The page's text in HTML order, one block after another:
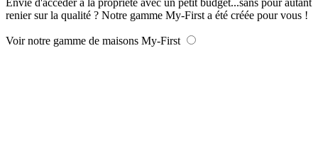
Envie d'accéder à la propriété avec un petit budget...sans pour autant
renier sur la qualité ? Notre gamme My-First a été créée pour vous !
Voir notre gamme de maisons My-First